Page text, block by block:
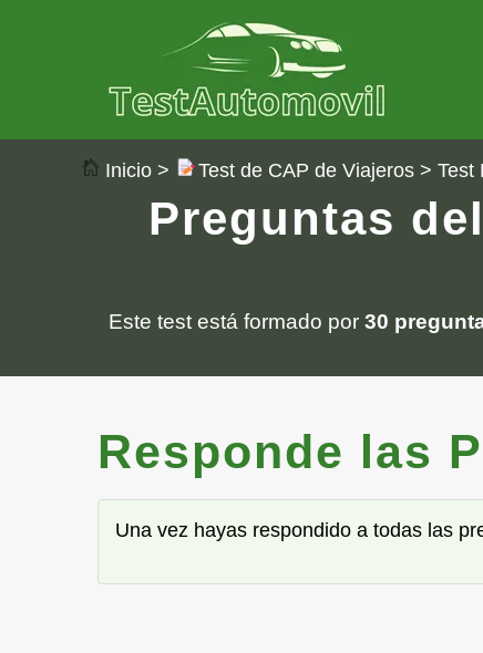
Inicio > Test de CAP de Viajeros > Test
Preguntas
Este test está formado por 30
Responde las
Una vez hayas respondido a todas las